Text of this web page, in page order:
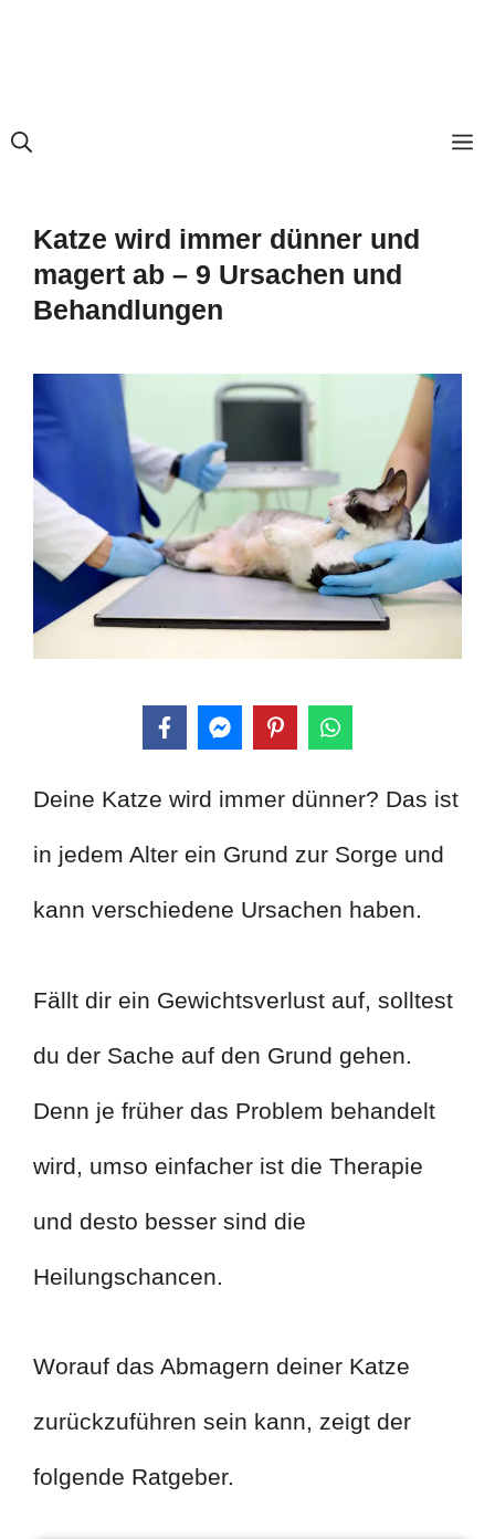
Katze wird immer dünner und
magert ab – 9 Ursachen und
Behandlungen
Deine Katze wird immer dünner? Das ist
in jedem Alter ein Grund zur Sorge und
kann verschiedene Ursachen haben.
Fällt dir ein Gewichtsverlust auf, solltest
du der Sache auf den Grund gehen.
Denn je früher das Problem behandelt
wird, umso einfacher ist die Therapie
und desto besser sind die
Heilungschancen.
Worauf das Abmagern deiner Katze
zurückzuführen sein kann, zeigt der
folgende Ratgeber.